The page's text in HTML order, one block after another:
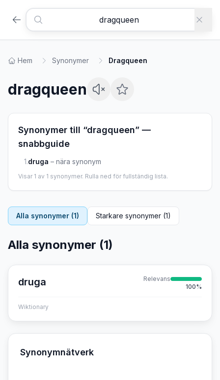
Hem Synonymer Dragqueen
dragqueen
Synonymer till “dragqueen” —
snabbguide
1.druga – nära synonym
Visar 1 av 1 synonymer. Rulla ned för fullständig lista.
Alla synonymer (1) Starkare synonymer (1)
Alla synonymer (1)
druga
Relevans
100%
Wiktionary
Synonymnätverk